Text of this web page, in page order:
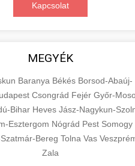
Kapcsolat
MEGYÉK
Baranya Békés Borsod-Abaúj-
Csongrád Fejér Győr-
Bihar Heves Jász-Nagykun-
Esztergom Nógrád Pest Somogy
Bereg Tolna Vas
Zala